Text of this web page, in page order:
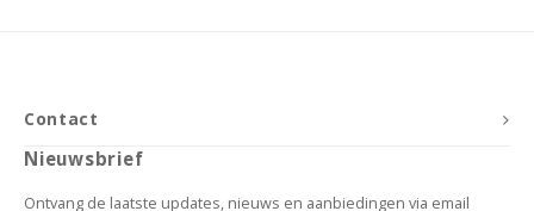
Contact
Nieuwsbrief
Ontvang de laatste updates, nieuws en aanbiedingen via email